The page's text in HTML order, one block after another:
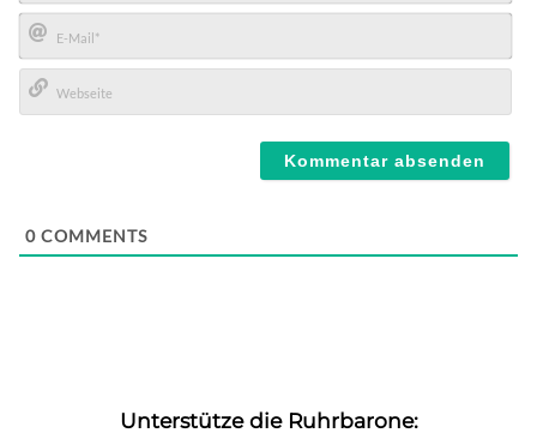
Name*
E-
Mail*
0 COMMENTS
Unterstütze die Ruhrbarone: